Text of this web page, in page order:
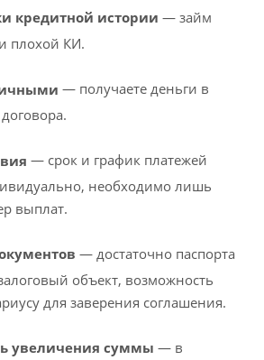
кредитной истории — займ
плохой КИ.
— получаете деньги в
— срок и график платежей
необходимо лишь
выплат.
— достаточно паспорта
объект, возможность
для заверения соглашения.
увеличения суммы — в